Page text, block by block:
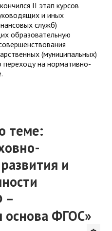
II этап курсов
и иных
служб)
образовательную
(муниципальных)
переходу на нормативно-
теме:
и
–
основа ФГОС»